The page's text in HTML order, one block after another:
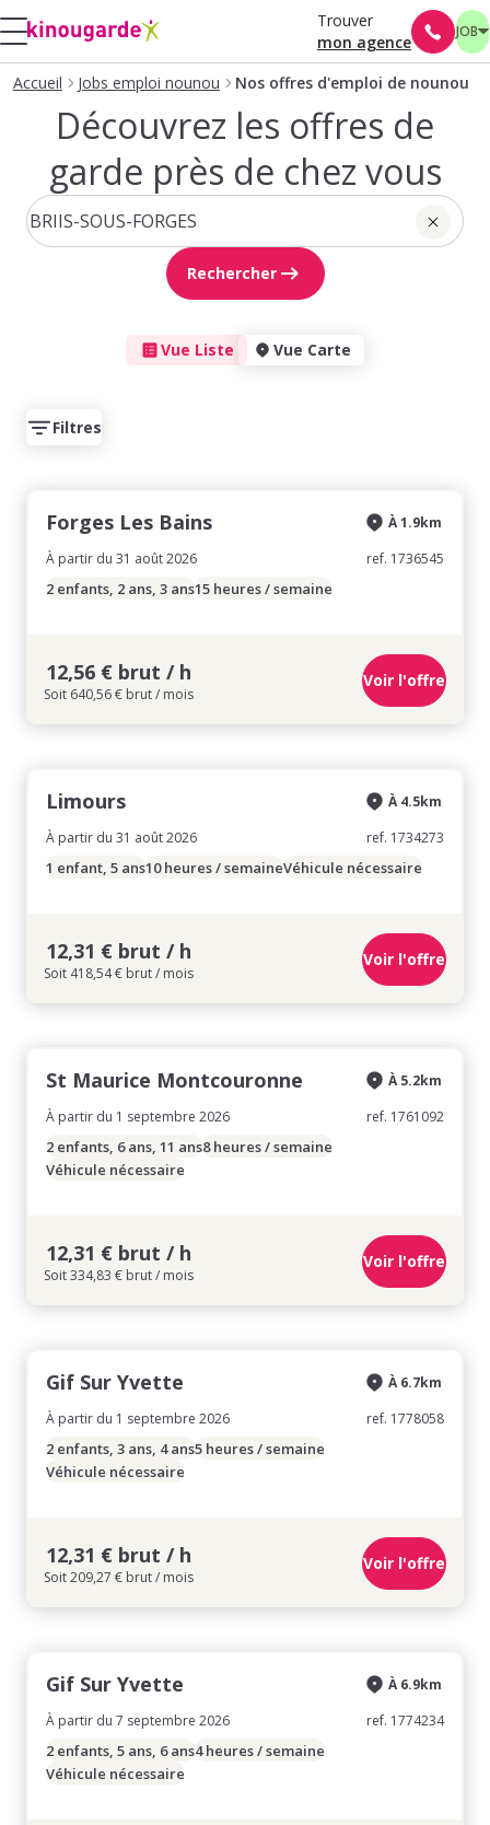
Trouver
mon agence
JOB
Accueil Jobs emploi nounou Nos offres d'emploi de nounou
Découvrez les offres de
garde près de chez vous
Rechercher
Vue Liste Vue Carte
Filtres
Forges Les Bains
À partir du 31 août 2026
À 1.9km
ref. 1736545
2 enfants, 2 ans, 3 ans15 heures / semaine
12,56 € brut / h
Soit 640,56 € brut / mois
Voir l'offre
Limours
À partir du 31 août 2026
À 4.5km
ref. 1734273
1 enfant, 5 ans10 heures / semaineVéhicule nécessaire
12,31 € brut / h
Soit 418,54 € brut / mois
Voir l'offre
St Maurice Montcouronne
À partir du 1 septembre 2026
À 5.2km
ref. 1761092
2 enfants, 6 ans, 11 ans8 heures / semaine
Véhicule nécessaire
12,31 € brut / h
Soit 334,83 € brut / mois
Voir l'offre
Gif Sur Yvette
À partir du 1 septembre 2026
À 6.7km
ref. 1778058
2 enfants, 3 ans, 4 ans5 heures / semaine
Véhicule nécessaire
12,31 € brut / h
Soit 209,27 € brut / mois
Voir l'offre
Gif Sur Yvette
À partir du 7 septembre 2026
À 6.9km
ref. 1774234
2 enfants, 5 ans, 6 ans4 heures / semaine
Véhicule nécessaire